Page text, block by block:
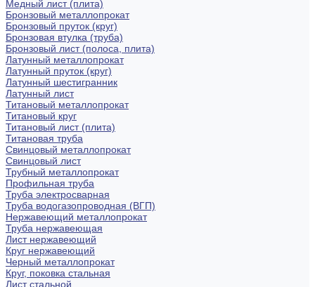
Медный лист (плита)
Бронзовый металлопрокат
Бронзовый пруток (круг)
Бронзовая втулка (труба)
Бронзовый лист (полоса, плита)
Латунный металлопрокат
Латунный пруток (круг)
Латунный шестигранник
Латунный лист
Титановый металлопрокат
Титановый круг
Титановый лист (плита)
Титановая труба
Свинцовый металлопрокат
Свинцовый лист
Трубный металлопрокат
Профильная труба
Труба электросварная
Труба водогазопроводная (ВГП)
Нержавеющий металлопрокат
Труба нержавеющая
Лист нержавеющий
Круг нержавеющий
Черный металлопрокат
Круг, поковка стальная
Лист стальной